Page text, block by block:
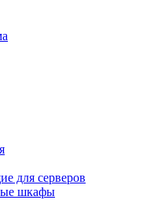
для серверов
шкафы